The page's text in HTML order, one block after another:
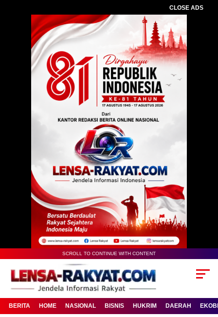
CLOSE ADS
SCROLL TO CONTINUE WITH CONTENT
BERITA HOME NASIONAL BISNIS HUKRIM DAERAH